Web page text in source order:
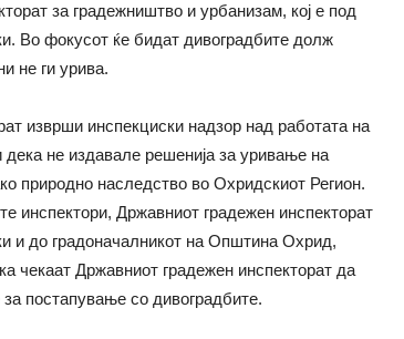
за градежништво и урбанизам, кој е под
Во фокусот ќе бидат дивоградбите долж
не ги урива.
изврши инспекциски надзор над работата на
не издавале решенија за уривање на
природно наследство во Охридскиот Регион.
инспектори, Државниот градежен инспекторат
и до градоначалникот на Општина Охрид,
Државниот градежен инспекторат да
постапување со дивоградбите.